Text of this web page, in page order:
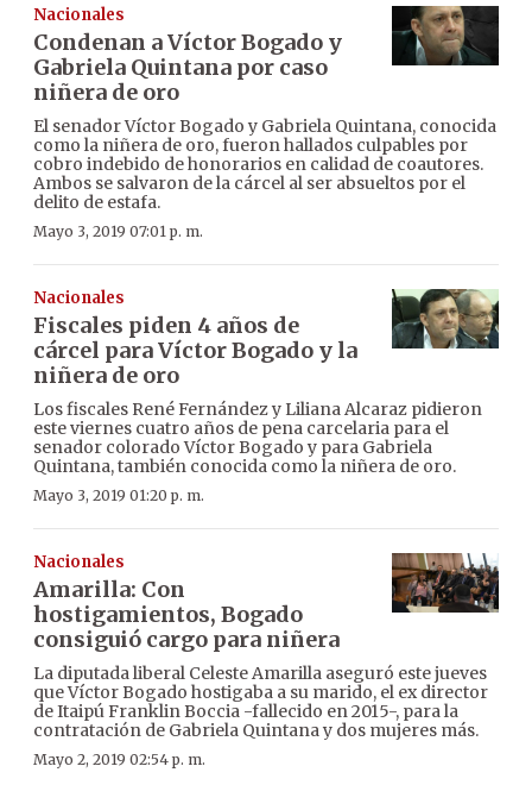
Nacionales
Condenan a Víctor Bogado y
Gabriela Quintana por caso
niñera de oro
El senador Víctor Bogado y Gabriela Quintana, conocida
como la niñera de oro, fueron hallados culpables por
cobro indebido de honorarios en calidad de coautores.
Ambos se salvaron de la cárcel al ser absueltos por el
delito de estafa.
Mayo 3, 2019 07:01 p. m.
Nacionales
Fiscales piden 4 años de
cárcel para Víctor Bogado y la
niñera de oro
Los fiscales René Fernández y Liliana Alcaraz pidieron
este viernes cuatro años de pena carcelaria para el
senador colorado Víctor Bogado y para Gabriela
Quintana, también conocida como la niñera de oro.
Mayo 3, 2019 01:20 p. m.
Nacionales
Amarilla: Con
hostigamientos, Bogado
consiguió cargo para niñera
La diputada liberal Celeste Amarilla aseguró este jueves
que Víctor Bogado hostigaba a su marido, el ex director
de Itaipú Franklin Boccia -fallecido en 2015-, para la
contratación de Gabriela Quintana y dos mujeres más.
Mayo 2, 2019 02:54 p. m.